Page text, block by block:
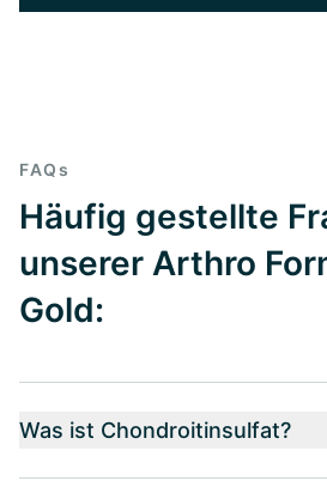
FAQs
Häufig gestellte
unserer Arthro
Gold:
Was ist Chondroitinsulfat?